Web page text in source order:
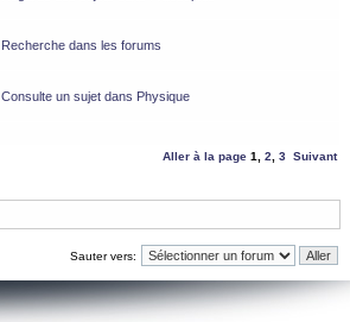
Recherche dans les forums
Consulte un sujet dans Physique
Aller à la page 1 2 3 Suivant
Sauter vers: